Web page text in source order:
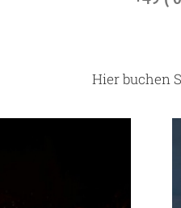
Hier buchen